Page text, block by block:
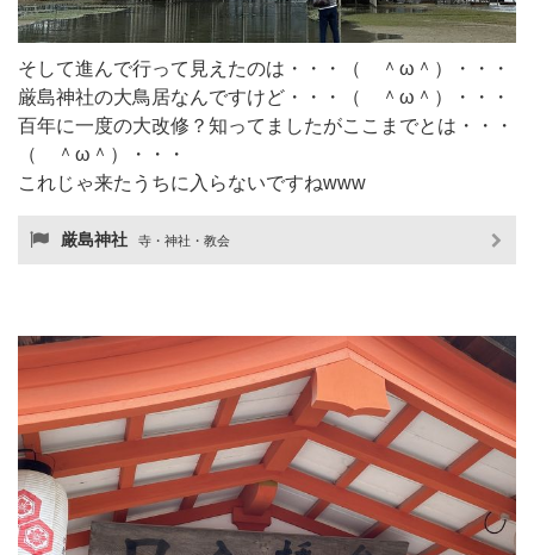
そして進んで行って見えたのは・・・（ ＾ω＾）・・・
厳島神社の大鳥居なんですけど・・・（ ＾ω＾）・・・
百年に一度の大改修？知ってましたがここまでとは・・・
（ ＾ω＾）・・・
これじゃ来たうちに入らないですねwww
厳島神社 寺・神社・教会